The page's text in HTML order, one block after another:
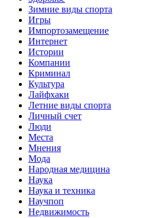
Зимние виды спорта
Игры
Импортозамещение
Интернет
Истории
Компании
Криминал
Культура
Лайфхаки
Летние виды спорта
Личный счет
Люди
Места
Мнения
Мода
Народная медицина
Наука
Наука и техника
Научпоп
Недвижимость